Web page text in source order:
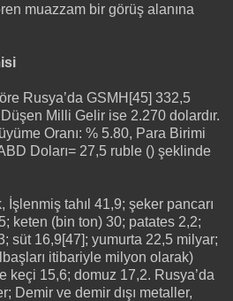
muazzam bir görüş alanına
Rusya’da GSMH[45] 332,5
Milli Gelir ise 2.270 dolardır.
Oranı: % 5.80, Para Birimi
Doları= 27,5 ruble () şeklinde
İşlenmiş tahıl 41,9; şeker pancarı
keten (bin ton) 30; patates 2,2;
süt 16,9[47]; yumurta 22,5 milyar;
itibariyle milyon olarak)
keçi 15,6; domuz 17,2. Rusya’da
Demir ve demir dışı metaller,